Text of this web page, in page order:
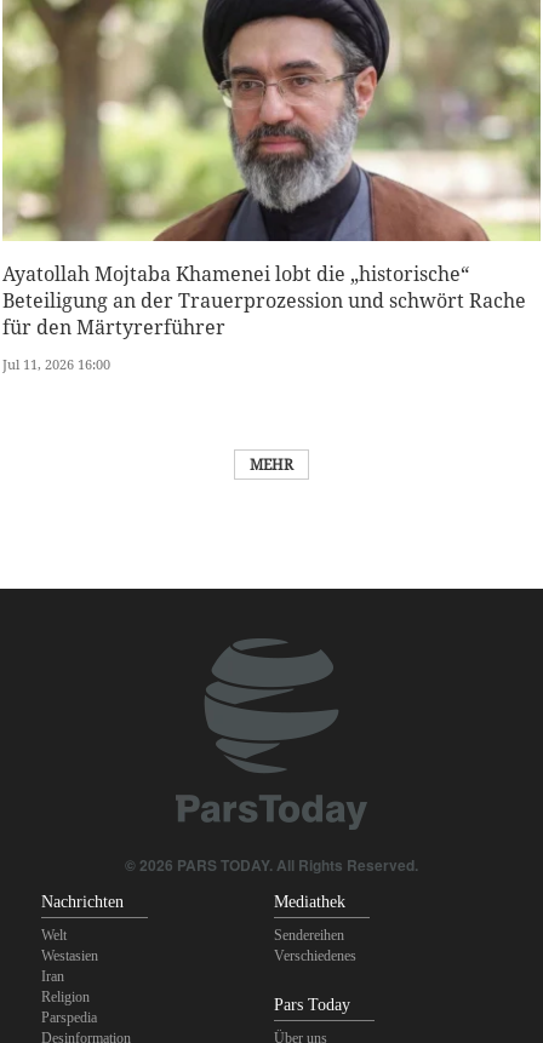
Ayatollah Mojtaba Khamenei lobt die „historische“
Beteiligung an der Trauerprozession und schwört Rache
für den Märtyrerführer
Jul 11, 2026 16:00
MEHR
© 2026 PARS TODAY. All Rights Reserved.
Nachrichten
Welt
Westasien
Iran
Religion
Parspedia
Desinformation
Mediathek
Sendereihen
Verschiedenes
Pars Today
Über uns